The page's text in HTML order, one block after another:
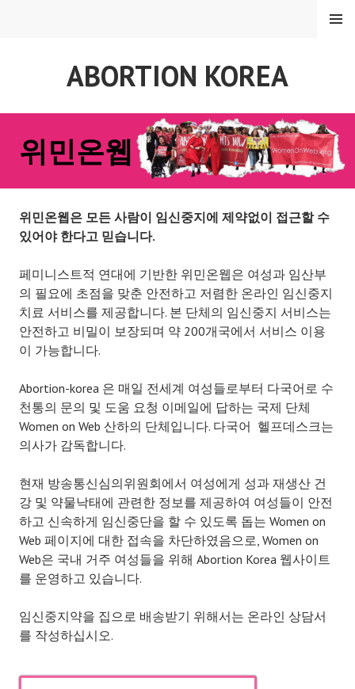
ABORTION KOREA
MENU
위민온웹
위민온웹은 모든 사람이 임신중지에 제약없이 접근할 수
있어야 한다고 믿습니다.
페미니스트적 연대에 기반한 위민온웹은 여성과 임산부
의 필요에 초점을 맞춘 안전하고 저렴한 온라인 임신중지
치료 서비스를 제공합니다. 본 단체의 임신중지 서비스는
안전하고 비밀이 보장되며 약 200개국에서 서비스 이용
이 가능합니다.
Abortion-korea 은 매일 전세계 여성들로부터 다국어로 수
천통의 문의 및 도움 요청 이메일에 답하는 국제 단체
Women on Web 산하의 단체입니다. 다국어 헬프데스크는
의사가 감독합니다.
현재 방송통신심의위원회에서 여성에게 성과 재생산 건
강 및 약물낙태에 관련한 정보를 제공하여 여성들이 안전
하고 신속하게 임신중단을 할 수 있도록 돕는 Women on
Web 페이지에 대한 접속을 차단하였음으로, Women on
Web은 국내 거주 여성들을 위해 Abortion Korea 웹사이트
를 운영하고 있습니다.
임신중지약을 집으로 배송받기 위해서는 온라인 상담서
를 작성하십시오.